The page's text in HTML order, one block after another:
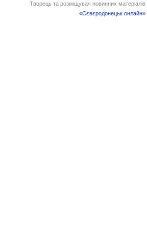
Творець та розміщувач новинних
«Сєвєродонецьк онлайн»